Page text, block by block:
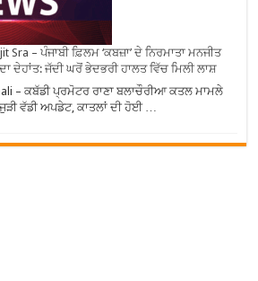
Sra – ਪੰਜਾਬੀ ਫ਼ਿਲਮ ‘ਕਬਜ਼ਾ’ ਦੇ ਨਿਰਮਾਤਾ ਮਨਜੀਤ
ਦੇਹਾਂਤ: ਜੱਦੀ ਘਰੋਂ ਭੇਦਭਰੀ ਹਾਲਤ ਵਿੱਚ ਮਿਲੀ ਲਾਸ਼
– ਕਬੱਡੀ ਪ੍ਰਮੋਟਰ ਰਾਣਾ ਬਲਾਚੌਰੀਆ ਕਤਲ ਮਾਮਲੇ
ਵੱਡੀ ਅਪਡੇਟ, ਕਾਤਲਾਂ ਦੀ ਹੋਈ …